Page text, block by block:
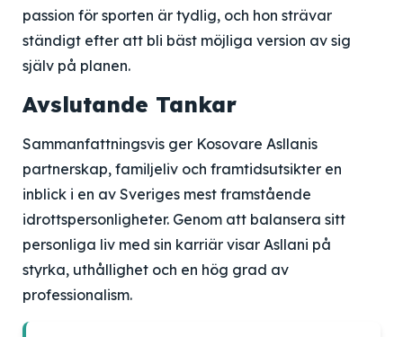
passion för sporten är tydlig, och hon strävar
ständigt efter att bli bäst möjliga version av sig
själv på planen.
Avslutande Tankar
Sammanfattningsvis ger Kosovare Asllanis
partnerskap, familjeliv och framtidsutsikter en
inblick i en av Sveriges mest framstående
idrottspersonligheter. Genom att balansera sitt
personliga liv med sin karriär visar Asllani på
styrka, uthållighet och en hög grad av
professionalism.